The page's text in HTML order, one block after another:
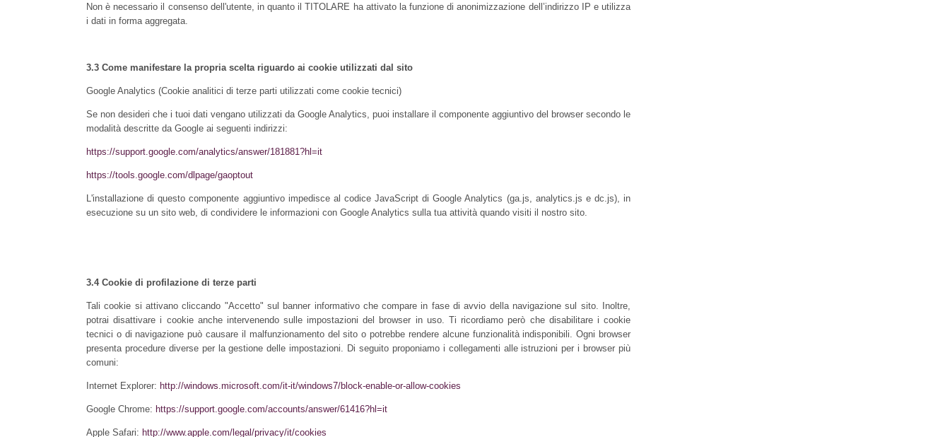
Non è necessario il consenso dell'utente, in quanto il TITOLARE ha attivato la funzione di anonimizzazione dell’indirizzo IP e utilizza
i dati in forma aggregata.
3.3 Come manifestare la propria scelta riguardo ai cookie utilizzati dal sito
Google Analytics (Cookie analitici di terze parti utilizzati come cookie tecnici)
Se non desideri che i tuoi dati vengano utilizzati da Google Analytics, puoi installare il componente aggiuntivo del browser secondo le
modalità descritte da Google ai seguenti indirizzi:
https://support.google.com/analytics/answer/181881?hl=it
https://tools.google.com/dlpage/gaoptout
L'installazione di questo componente aggiuntivo impedisce al codice JavaScript di Google Analytics (ga.js, analytics.js e dc.js), in
esecuzione su un sito web, di condividere le informazioni con Google Analytics sulla tua attività quando visiti il nostro sito.
3.4 Cookie di profilazione di terze parti
Tali cookie si attivano cliccando "Accetto" sul banner informativo che compare in fase di avvio della navigazione sul sito. Inoltre,
potrai disattivare i cookie anche intervenendo sulle impostazioni del browser in uso. Ti ricordiamo però che disabilitare i cookie
tecnici o di navigazione può causare il malfunzionamento del sito o potrebbe rendere alcune funzionalità indisponibili. Ogni browser
presenta procedure diverse per la gestione delle impostazioni. Di seguito proponiamo i collegamenti alle istruzioni per i browser più
comuni:
Internet Explorer: http://windows.microsoft.com/it-it/windows7/block-enable-or-allow-cookies
Google Chrome: https://support.google.com/accounts/answer/61416?hl=it
Apple Safari: http://www.apple.com/legal/privacy/it/cookies